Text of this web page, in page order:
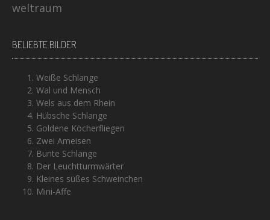
weltraum
BELIEBTE BILDER
Weiße Schlange
Wal und Mensch
Wels aus dem Rhein
Hübsche Schlange
Goldene Köcherfliegen
Zwei Ameisen
Bunte Schlange
Der Leuchtturmwärter
Kleines süßes Schweinchen
Mini-Affe